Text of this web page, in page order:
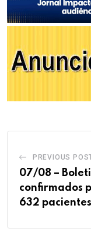
PREVIOUS
07/08 –
confirmados
632